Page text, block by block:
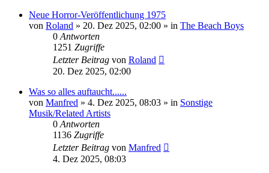
Neue Horror-Veröffentlichung 1975
von Roland » 20. Dez 2025, 02:00 » in The Beach Boys
0 Antworten
1251 Zugriffe
Letzter Beitrag von Roland
20. Dez 2025, 02:00
Was so alles auftaucht......
von Manfred » 4. Dez 2025, 08:03 » in Sonstige
Musik/Related Artists
0 Antworten
1136 Zugriffe
Letzter Beitrag von Manfred
4. Dez 2025, 08:03